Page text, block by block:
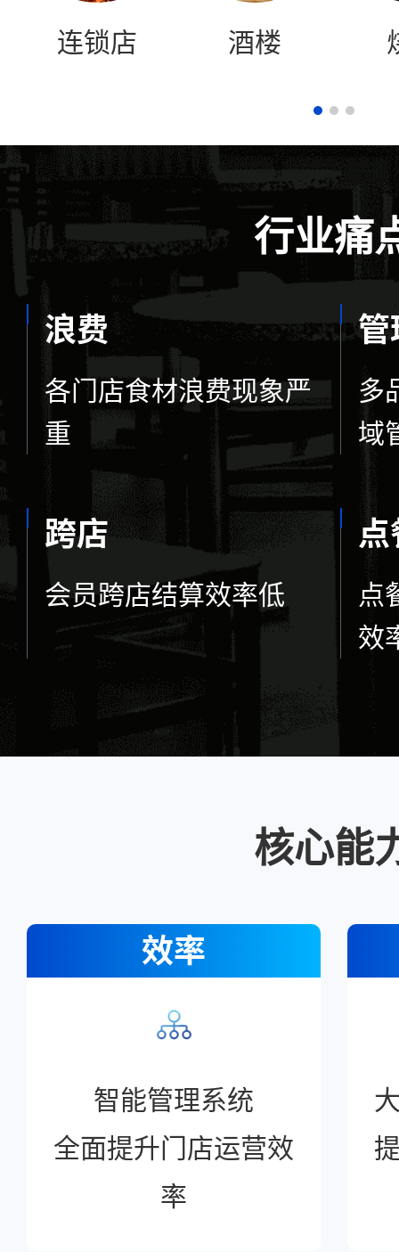
连锁店 酒楼
行业痛
浪费
各门店食材浪费现象严
重
管
多
域
跨店
会员跨店结算效率低
点
效
核心能
效率
智能管理系统
全面提升门店运营效
率